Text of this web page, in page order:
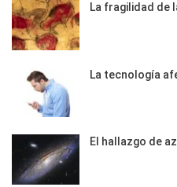
La fragilidad de
La tecnología
El hallazgo de